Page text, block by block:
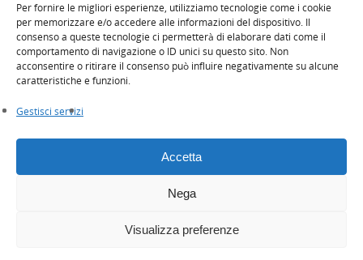
Per fornire le migliori esperienze, utilizziamo tecnologie come i cookie
per memorizzare e/o accedere alle informazioni del dispositivo. Il
consenso a queste tecnologie ci permetterà di elaborare dati come il
comportamento di navigazione o ID unici su questo sito. Non
acconsentire o ritirare il consenso può influire negativamente su alcune
caratteristiche e funzioni.
Gestisci servizi
Accetta
Nega
Visualizza preferenze
Informativa Privacy
Cookie Policy
Whistleblowing
© 2026 Innexta scrl. Tutti i diritti riservati